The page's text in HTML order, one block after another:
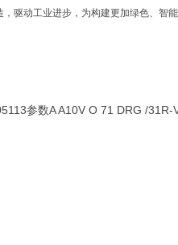
驱动工业进步，为构建更加绿色、智
参数A A10V O 71 DRG /31R-